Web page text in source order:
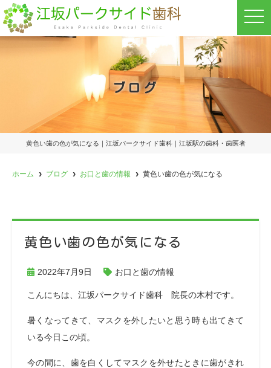
t
o
v
i
ブログ
黄色い歯の色が気になる｜江坂パークサイド歯科｜江坂駅の歯科・歯医者
ホーム ブログ お口と歯の情報 黄色い歯の色が気になる
黄色い歯の色が気になる
2022年7月9日 お口と歯の情報
こんにちは、江坂パークサイド歯科 院長の木村です。
暑くなってきて、マスクを外したいと思う時も出てきて
いる今日この頃。
今の間に、歯を白くしてマスクを外せたときに歯がきれ